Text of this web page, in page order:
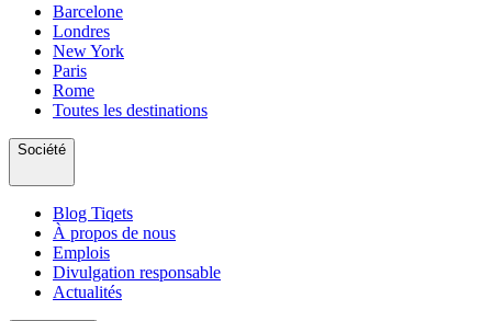
Barcelone
Londres
New York
Paris
Rome
Toutes les destinations
Société
Blog Tiqets
À propos de nous
Emplois
Divulgation responsable
Actualités